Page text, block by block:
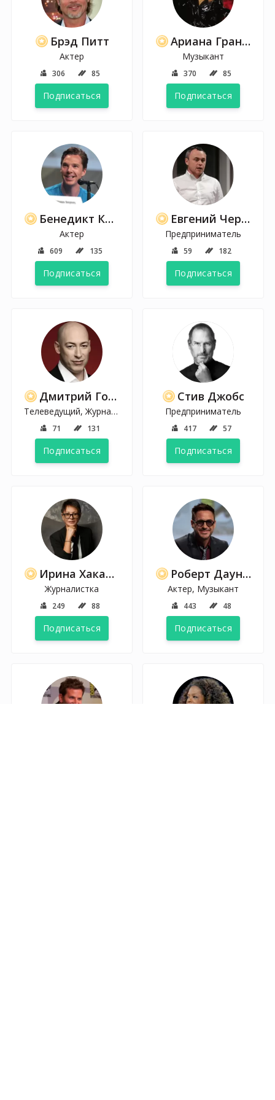
Брэд Питт
Актер
306 85
Подписаться
Ариана Гранде
Музыкант
370 85
Подписаться
Бенедикт Камбербэтч
Актер
609 135
Подписаться
Евгений Черняк
Предприниматель
59 182
Подписаться
Дмитрий Гордон
Телеведущий, Журналист
71 131
Подписаться
Стив Джобс
Предприниматель
417 57
Подписаться
Ирина Хакамада
Журналистка
249 88
Подписаться
Роберт Дауни-младший
Актер, Музыкант
443 48
Подписаться